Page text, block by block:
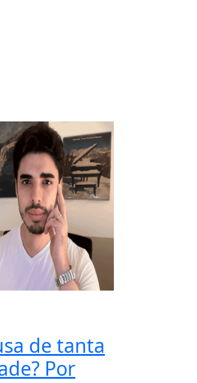
de tanta
Por